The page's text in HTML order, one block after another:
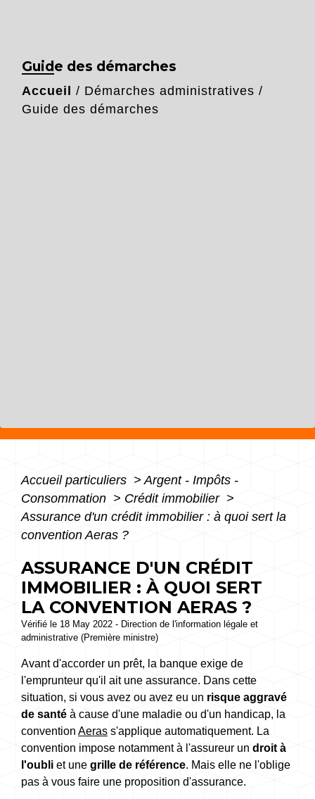
Guide des démarches
Accueil / Démarches administratives /
Guide des démarches
Accueil particuliers > Argent - Impôts -
Consommation > Crédit immobilier >
Assurance d'un crédit immobilier : à quoi sert la
convention Aeras ?
ASSURANCE D'UN CRÉDIT
IMMOBILIER : À QUOI SERT
LA CONVENTION AERAS ?
Vérifié le 18 May 2022 - Direction de l'information légale et
administrative (Première ministre)
Avant d'accorder un prêt, la banque exige de
l'emprunteur qu'il ait une assurance. Dans cette
situation, si vous avez ou avez eu un risque aggravé
de santé à cause d'une maladie ou d'un handicap, la
convention Aeras s'applique automatiquement. La
convention impose notamment à l'assureur un droit à
l'oubli et une grille de référence. Mais elle ne l'oblige
pas à vous faire une proposition d'assurance.